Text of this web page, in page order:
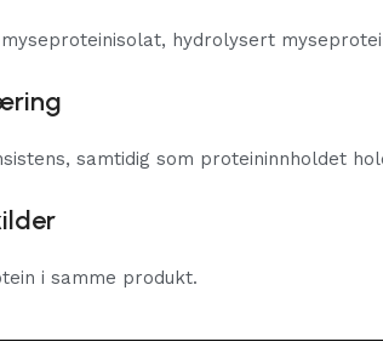
hydrolysert
samtidig som proteininnholdet
i samme produkt.